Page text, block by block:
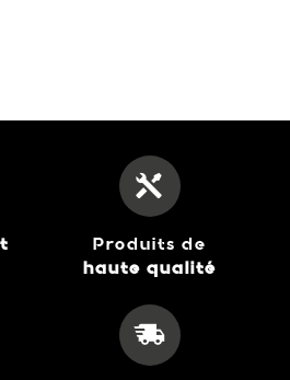
Produits de
haute qualité